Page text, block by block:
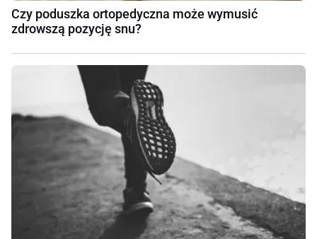
Czy poduszka ortopedyczna może wymusić
zdrowszą pozycję snu?